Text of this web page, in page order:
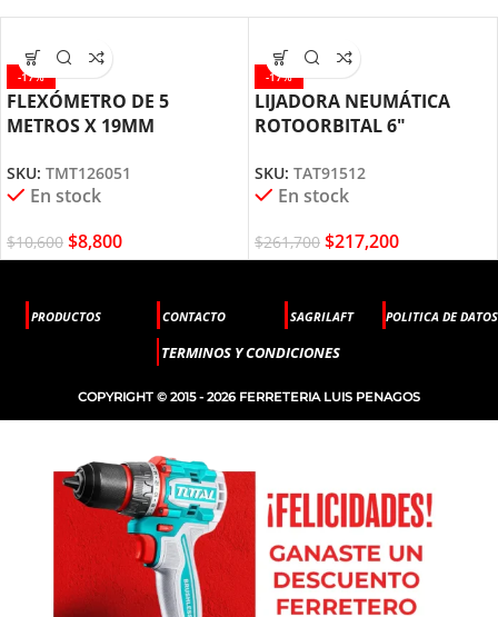
-17%
FLEXÓMETRO DE 5
METROS X 19MM
SKU: TMT126051
En stock
$10,600 $8,800
-17%
LIJADORA NEUMÁTICA
ROTOORBITAL 6″
SKU: TAT91512
En stock
$261,700 $217,200
PRODUCTOS CONTACTO SAGRILAFT POLITICA DE DATOS
TERMINOS Y CONDICIONES
COPYRIGHT © 2015 - 2026 FERRETERIA LUIS PENAGOS